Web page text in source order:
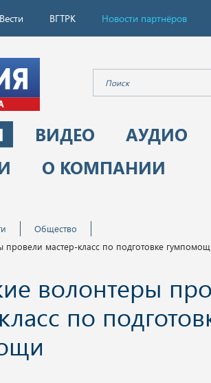
Вести ВГТРК Новости партнёров
ВИДЕО
АУДИО
О КОМПАНИИ
Общество
провели мастер-класс по подготовке
волонтеры
по